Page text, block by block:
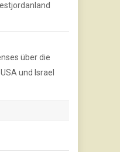
über die
und Israel